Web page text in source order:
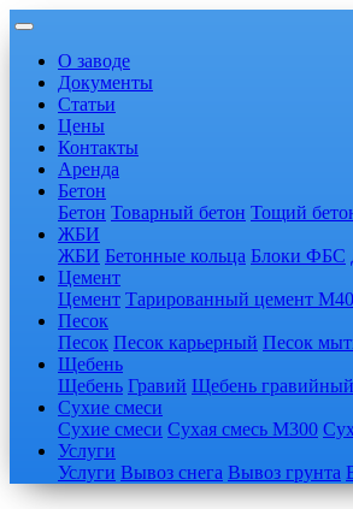
О заводе
Документы
Статьи
Цены
Контакты
Аренда
Бетон
Бетон Товарный бетон Тощий
ЖБИ
ЖБИ Бетонные кольца Блоки ФБС
Цемент
Цемент Тарированный цемент
Песок
Песок Песок карьерный Песок
Щебень
Щебень Гравий Щебень гравийный
Сухие смеси
Сухие смеси Сухая смесь М300
Услуги
Услуги Вывоз снега Вывоз грунта